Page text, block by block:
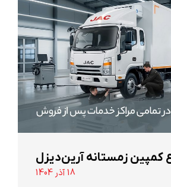
کمپین زمستانه آرین‌دیزل
18 آذر 1404